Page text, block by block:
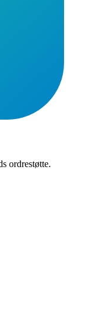
ordrestøtte.